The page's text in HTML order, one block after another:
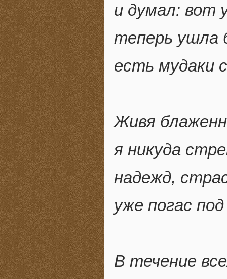
и думал: вот
теперь ушла
есть мудаки
Живя
я никуда
надежд,
уже погас
В течение